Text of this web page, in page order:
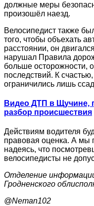
должные меры
произошёл наезд.
Велосипедист также
того, чтобы объехать
расстоянии, он
нарушал Правила
больше осторожности,
последствий. К
ограничились лишь
Видео ДТП в Щучине,
разбор происшествия
Действиям водителя
правовая оценка. А мы
надеясь, что
велосипедисты не
Отделение
Гродненского
@Neman102